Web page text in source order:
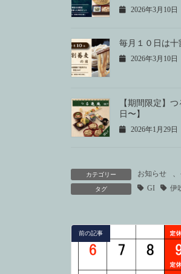
2026年3月10日
毎月１０日は十
2026年3月10日
【期間限定】
日〜】
2026年1月29日
カテゴリー お知らせ 、
タグ GI 伊
前の記事